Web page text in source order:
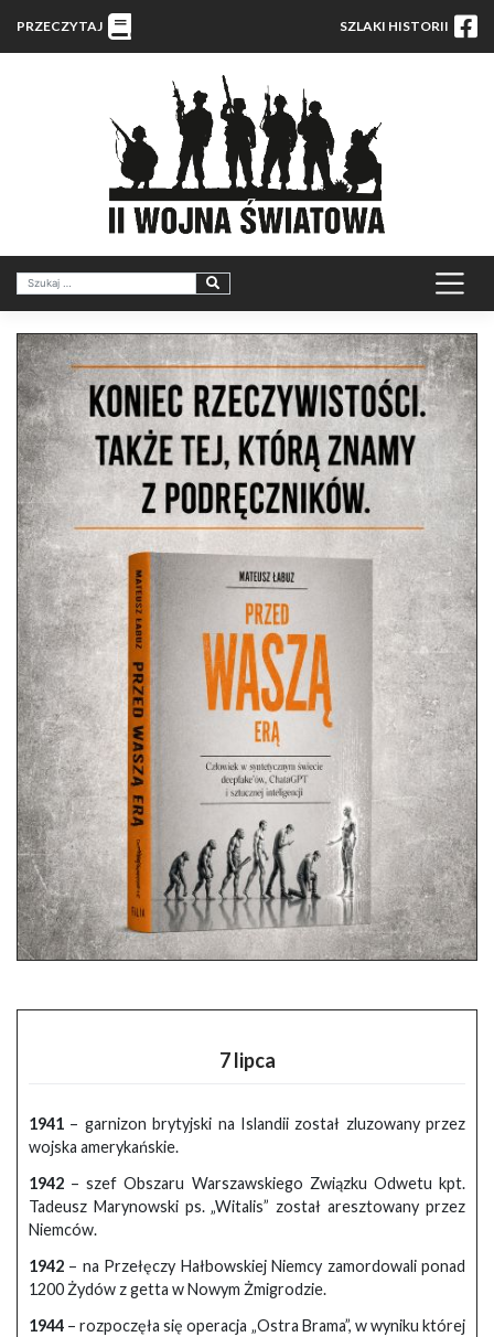
PRZECZYTAJ SZLAKI HISTORII
7 lipca
1941 – garnizon brytyjski na Islandii został zluzowany przez
wojska amerykańskie.
1942 – szef Obszaru Warszawskiego Związku Odwetu kpt.
Tadeusz Marynowski ps. „Witalis” został aresztowany przez
Niemców.
1942 – na Przełęczy Hałbowskiej Niemcy zamordowali ponad
1200 Żydów z getta w Nowym Żmigrodzie.
1944 – rozpoczęła się operacja „Ostra Brama”, w wyniku której